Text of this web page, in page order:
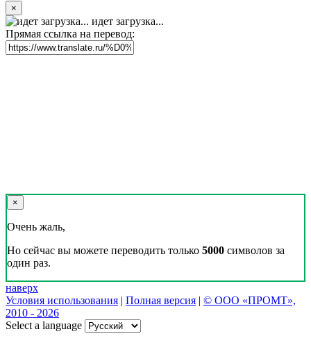
×
идет загрузка...
Прямая ссылка на перевод:
×
Очень жаль,
Но сейчас вы можете переводить только 5000 символов за
один раз.
наверх
Условия использования | Полная версия | © ООО «ПРОМТ»,
2010 - 2026
Select a language